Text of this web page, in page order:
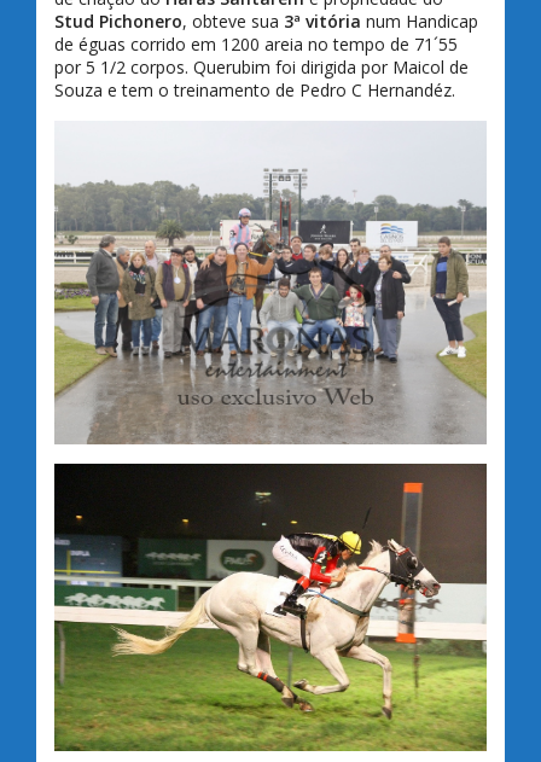
Stud Pichonero, obteve sua 3ª vitória num Handicap
de éguas corrido em 1200 areia no tempo de 71´55
por 5 1/2 corpos. Querubim foi dirigida por Maicol de
Souza e tem o treinamento de Pedro C Hernandéz.